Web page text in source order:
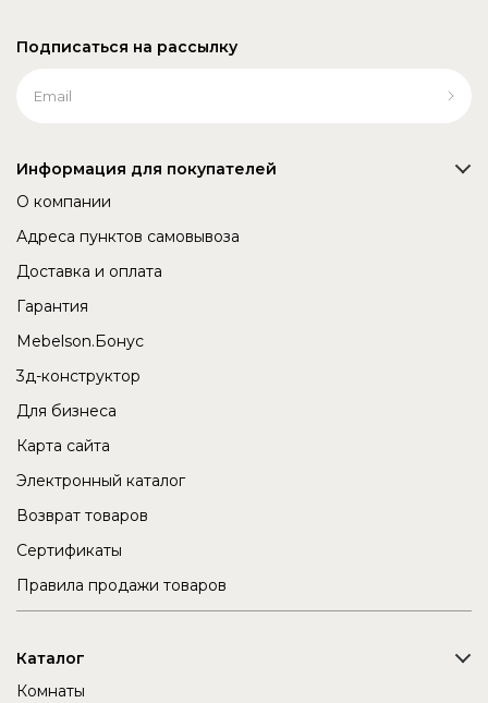
Подписаться на рассылку
Информация для покупателей
О компании
Адреса пунктов самовывоза
Доставка и оплата
Гарантия
Mebelson.Бонус
3д-конструктор
Для бизнеса
Карта сайта
Электронный каталог
Возврат товаров
Сертификаты
Правила продажи товаров
Каталог
Комнаты